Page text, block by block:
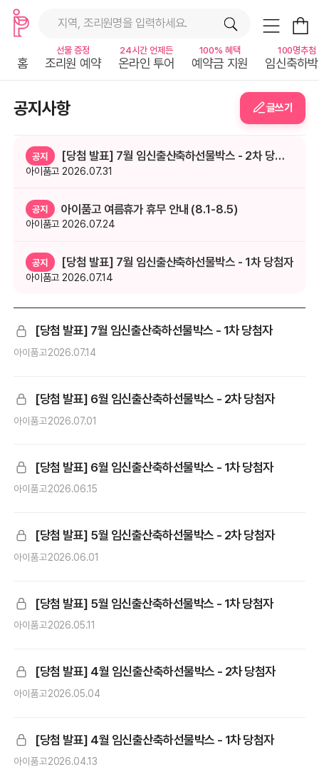
지역, 조리원명을 입력하세요.
홈 조리원 예약
선물 증정
온라인 투어
24시간 언제든
예약금 지원
100% 혜택
임신축하
100명추첨
공지사항 글쓰기
공지 [당첨 발표] 7월 임신출산축하선물박스 - 2차 당첨자
아이품고 2026.07.31
공지 아이품고 여름휴가 휴무 안내 (8.1-8.5)
아이품고 2026.07.24
공지 [당첨 발표] 7월 임신출산축하선물박스 - 1차 당첨자
아이품고 2026.07.14
[당첨 발표] 7월 임신출산축하선물박스 - 1차 당첨자
아이품고2026.07.14
[당첨 발표] 6월 임신출산축하선물박스 - 2차 당첨자
아이품고2026.07.01
[당첨 발표] 6월 임신출산축하선물박스 - 1차 당첨자
아이품고2026.06.15
[당첨 발표] 5월 임신출산축하선물박스 - 2차 당첨자
아이품고2026.06.01
[당첨 발표] 5월 임신출산축하선물박스 - 1차 당첨자
아이품고2026.05.11
[당첨 발표] 4월 임신출산축하선물박스 - 2차 당첨자
아이품고2026.05.04
[당첨 발표] 4월 임신출산축하선물박스 - 1차 당첨자
아이품고2026.04.13